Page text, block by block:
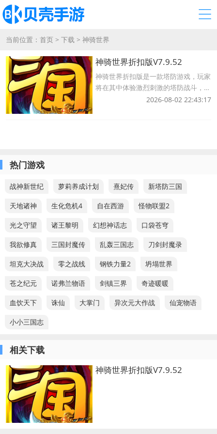
当前位置： 首页> 下载 > 神骑世界
神骑世界折扣版V7.9.52
神骑世界折扣版是一款塔防游戏，玩家
将在其中体验激烈刺激的塔防战斗，游
戏中的战斗过程非常激动人心，不同的
2026-08-02 22:43:17
热门游戏
战神新世纪 萝莉养成计划 熹妃传 新塔防三国
天地诸神 生化危机4 自在西游 怪物联盟2
光之守望 诸王黎明 幻想神话志 口袋苍穹
我欲修真 三国封魔传 乱轰三国志 刀剑封魔录
坦克大决战 零之战线 钢铁力量2 坍塌世界
苍之纪元 诺弗兰物语 剑镇三界 奇迹暖暖
血饮天下 诛仙 大掌门 异次元大作战 仙宠物语
小小三国志
相关下载
神骑世界折扣版V7.9.52